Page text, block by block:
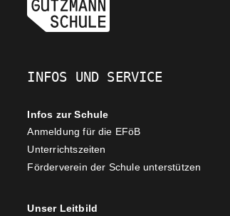
INFOS UND SERVICE
Infos zur Schule
Anmeldung für die EFöB
Unterrichtszeiten
Förderverein der Schule unterstützen
Unser Leitbild